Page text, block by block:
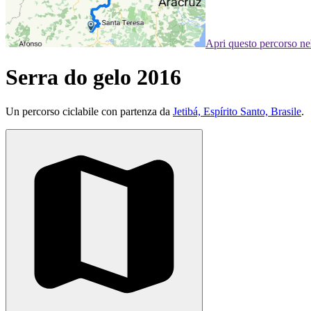
Apri questo percorso
Serra do gelo 2016
Un percorso ciclabile con partenza da Jetibá, Espírito Santo, Brasile.